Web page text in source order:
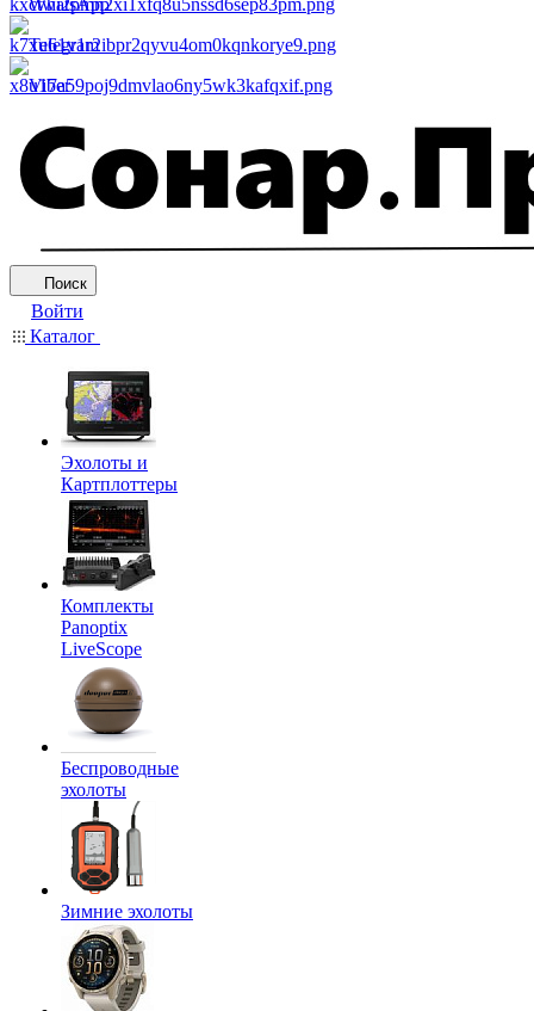
WhatsApp
Telegram
Viber
Поиск
Войти
Каталог
Эхолоты и
Картплоттеры
Комплекты
Panoptix
LiveScope
Беспроводные
эхолоты
Зимние эхолоты